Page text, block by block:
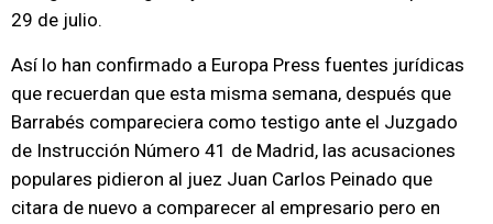
29 de julio.
Así lo han confirmado a Europa Press fuentes jurídicas
que recuerdan que esta misma semana, después que
Barrabés compareciera como testigo ante el Juzgado
de Instrucción Número 41 de Madrid, las acusaciones
populares pidieron al juez Juan Carlos Peinado que
citara de nuevo a comparecer al empresario pero en